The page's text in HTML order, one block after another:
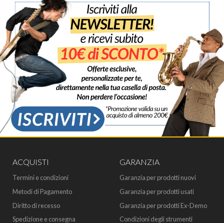
ACQUISTI
Termini e condizioni
Metodi di Pagamento
Diritto di recesso
Spedizione e consegna
GARANZIA
Garanzia per prodotti nuovi
Garanzia per prodotti usati
Garanzia per prodotti Ex-Demo
Condizioni degli strumenti